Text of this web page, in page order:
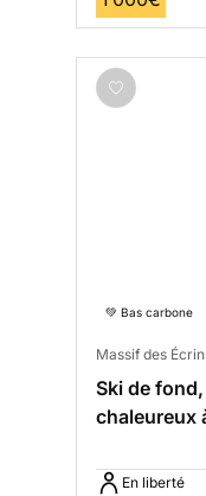
💚 Bas carbone
Massif des
Ski de
chaleureux
En liberté